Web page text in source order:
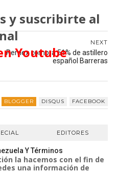
y suscribirte al
Youtube
NEXT
Pemex compra 51% de astillero
español Barreras
BLOGGER DISQUS FACEBOOK
EDITORES
Y Términos
la hacemos con el fin de
una información de